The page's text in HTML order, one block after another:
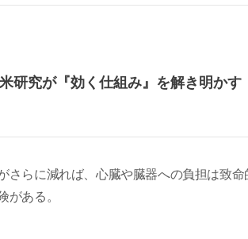
研究が『効く仕組み』を解き明かす
らに減れば、心臓や臓器への負担は致命
ある。